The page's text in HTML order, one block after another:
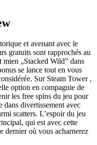
et avenant avec le
gratuits sont rapprochés au
mien „Stacked Wild” dans
se lance tout en vous
Sur Steam Tower ,
option en compagnie de
les free spins du jeu pour
dans divertissement avec
scatters. L’espoir du jeu
qui est avec cette
dernier où vous acharnerez